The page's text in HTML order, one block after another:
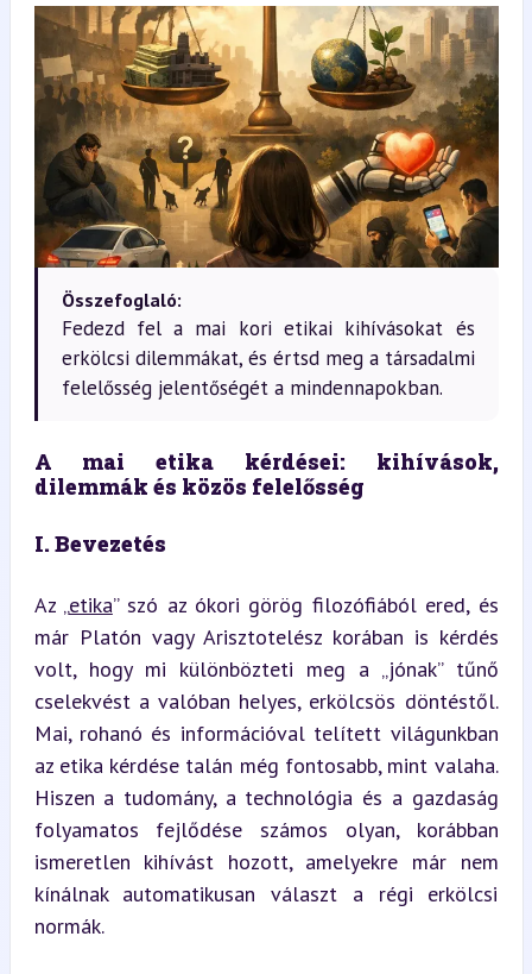
Összefoglaló:
Fedezd fel a mai kori etikai kihívásokat és
erkölcsi dilemmákat, és értsd meg a társadalmi
felelősség jelentőségét a mindennapokban.
A mai etika kérdései: kihívások,
dilemmák és közös felelősség
I. Bevezetés
Az „etika” szó az ókori görög filozófiából ered, és
már Platón vagy Arisztotelész korában is kérdés
volt, hogy mi különbözteti meg a „jónak” tűnő
cselekvést a valóban helyes, erkölcsös döntéstől.
Mai, rohanó és információval telített világunkban
az etika kérdése talán még fontosabb, mint valaha.
Hiszen a tudomány, a technológia és a gazdaság
folyamatos fejlődése számos olyan, korábban
ismeretlen kihívást hozott, amelyekre már nem
kínálnak automatikusan választ a régi erkölcsi
normák.